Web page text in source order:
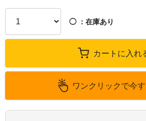
◯ ：在庫あり
カートに入れ
ワンクリックで今